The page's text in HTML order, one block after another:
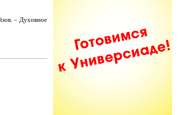
– Духовное